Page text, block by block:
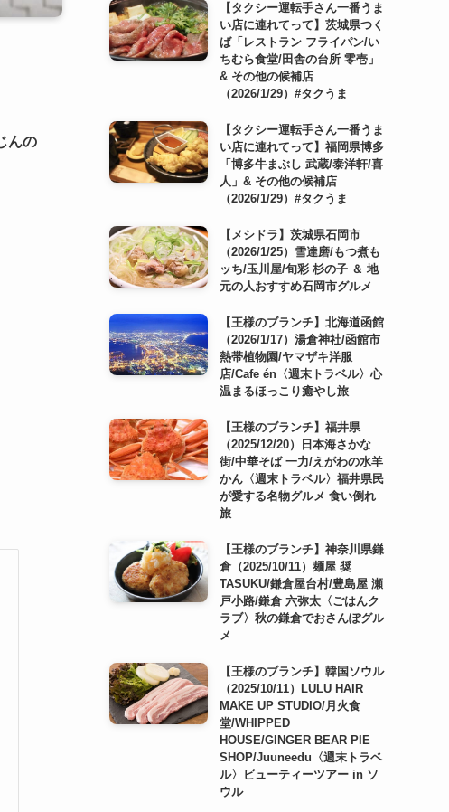
んの
【タクシー運転手さん一番うま
い店に連れてって】茨城県つく
ば「レストラン フライパン/い
ちむら食堂/田舎の台所 零壱」
& その他の候補店
（2026/1/29）#タクうま
【タクシー運転手さん一番うま
い店に連れてって】福岡県博多
「博多牛まぶし 武蔵/泰洋軒/喜
人」& その他の候補店
（2026/1/29）#タクうま
【メシドラ】茨城県石岡市
（2026/1/25）雪達磨/もつ煮も
ッち/玉川屋/旬彩 杉の子 ＆ 地
元の人おすすめ石岡市グルメ
【王様のブランチ】北海道函館
（2026/1/17）湯倉神社/函館市
熱帯植物園/ヤマザキ洋服
店/Cafe én〈週末トラベル〉心
温まるほっこり癒やし旅
【王様のブランチ】福井県
（2025/12/20）日本海さかな
街/中華そば 一力/えがわの水羊
かん〈週末トラベル〉福井県民
が愛する名物グルメ 食い倒れ
旅
【王様のブランチ】神奈川県鎌
倉（2025/10/11）麺屋 奨
TASUKU/鎌倉屋台村/豊島屋 瀬
戸小路/鎌倉 六弥太〈ごはんク
ラブ〉秋の鎌倉でおさんぽグル
メ
【王様のブランチ】韓国ソウル
（2025/10/11）LULU HAIR
MAKE UP STUDIO/月火食
堂/WHIPPED
HOUSE/GINGER BEAR PIE
SHOP/Juuneedu〈週末トラベ
ル〉ビューティーツアー in ソ
ウル